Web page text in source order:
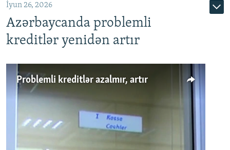
İyun 26, 2026
Azərbaycanda problemli
kreditlər yenidən artır
Problemli kreditlər azalmır, artır